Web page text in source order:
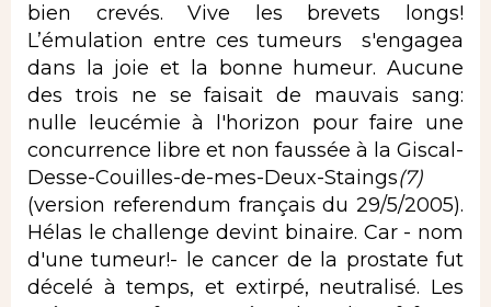
bien crevés. Vive les brevets longs!
L’émulation entre ces tumeurs s'engagea
dans la joie et la bonne humeur. Aucune
des trois ne se faisait de mauvais sang:
nulle leucémie à l'horizon pour faire une
concurrence libre et non faussée à la Giscal-
Desse-Couilles-de-mes-Deux-Staings(7)
(version referendum français du 29/5/2005).
Hélas le challenge devint binaire. Car - nom
d'une tumeur!- le cancer de la prostate fut
décelé à temps, et extirpé, neutralisé. Les